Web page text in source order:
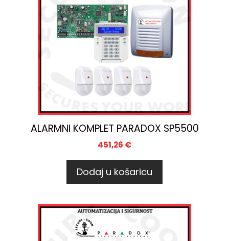
ALARMNI KOMPLET PARADOX SP5500
451,26 €
Dodaj u košaricu